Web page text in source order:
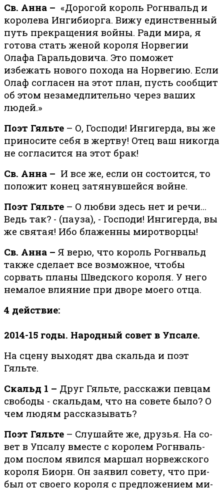
Св. Анна – «Дорогой король Рогнвальд и
королева Ингибиорга. Вижу единственный
путь прекращения войны. Ради мира, я
готова стать женой короля Норвегии
Олафа Гаральдовича. Это поможет
избежать нового похода на Норвегию. Если
Олаф согласен на этот план, пусть сообщит
об этом незамедлительно через ваших
людей.»
Поэт Гяльте – О, Господи! Ингигерда, вы же
приносите себя в жертву! Отец ваш никогда
не согласится на этот брак!
Св. Анна – И все же, если он состоится, то
положит конец затянувшейся войне.
Поэт Гяльте – О любви здесь нет и речи…
Ведь так? - (пауза), - Господи! Ингигерда, вы
же святая! Ибо блаженны миротворцы!
Св. Анна – Я верю, что король Рогнвальд
также сделает все возможное, чтобы
сорвать планы Шведского короля. У него
немалое влияние при дворе моего отца.
4 действие:
2014-15 годы. Народный совет в Упсале.
На сцену выходят два скальда и поэт
Гяльте.
Скальд 1 – Друг Гяльте, расскажи певцам
свободы - скальдам, что на совете было? О
чем людям рассказывать?
Поэт Гяльте – Слушайте же, друзья. На со­
вет в Упса­лу вме­сте с королем Ро­гн­валь­
дом послом явил­ся маршал норвежского
короля Биорн. Он за­явил со­ве­ту, что при­
был от сво­е­го ко­ро­ля с пред­ло­же­ни­ем ми­